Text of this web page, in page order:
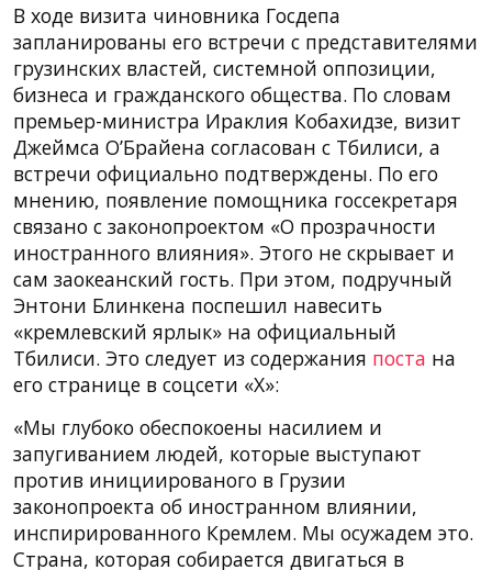
В ходе визита чиновника Госдепа
запланированы его встречи с представителями
грузинских властей, системной оппозиции,
бизнеса и гражданского общества. По словам
премьер-министра Ираклия Кобахидзе, визит
Джеймса О’Брайена согласован с Тбилиси, а
встречи официально подтверждены. По его
мнению, появление помощника госсекретаря
связано с законопроектом «О прозрачности
иностранного влияния». Этого не скрывает и
сам заокеанский гость. При этом, подручный
Энтони Блинкена поспешил навесить
«кремлевский ярлык» на официальный
Тбилиси. Это следует из содержания поста на
его странице в соцсети «Х»:
«Мы глубоко обеспокоены насилием и
запугиванием людей, которые выступают
против инициированого в Грузии
законопроекта об иностранном влиянии,
инспирированного Кремлем. Мы осужадем это.
Страна, которая собирается двигаться в